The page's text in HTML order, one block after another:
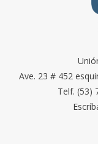
Ave. 23 # 452
Telf. (53)